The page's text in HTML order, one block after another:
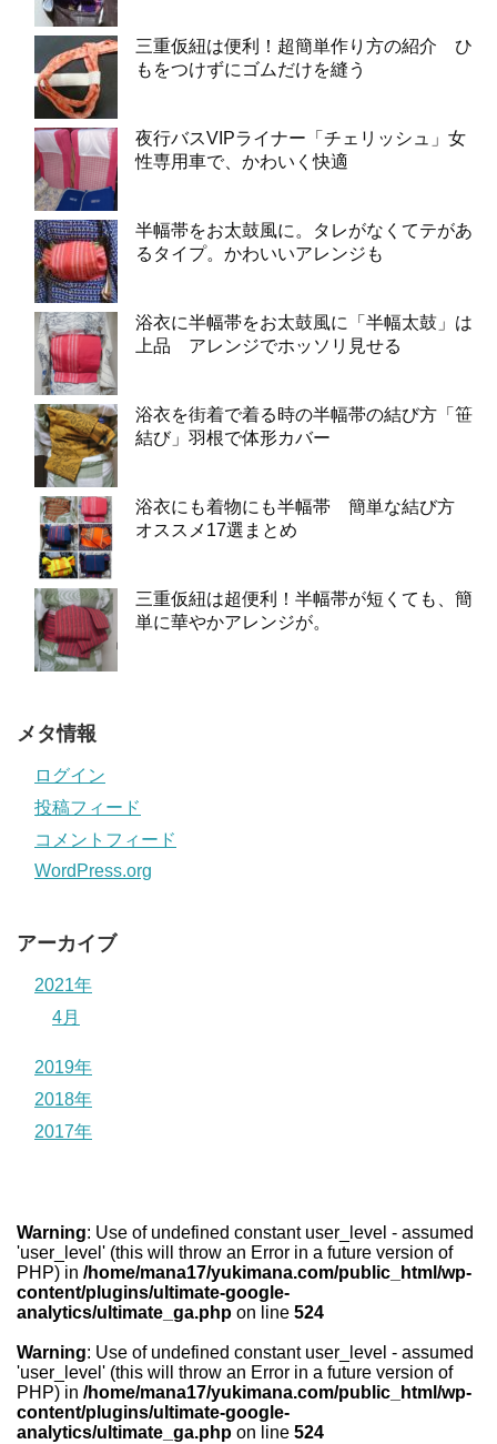
三重仮紐は便利！超簡単作り方の紹介 ひ
もをつけずにゴムだけを縫う
夜行バスVIPライナー「チェリッシュ」女
性専用車で、かわいく快適
半幅帯をお太鼓風に。タレがなくてテがあ
るタイプ。かわいいアレンジも
浴衣に半幅帯をお太鼓風に「半幅太鼓」は
上品 アレンジでホッソリ見せる
浴衣を街着で着る時の半幅帯の結び方「笹
結び」羽根で体形カバー
浴衣にも着物にも半幅帯 簡単な結び方
オススメ17選まとめ
三重仮紐は超便利！半幅帯が短くても、簡
単に華やかアレンジが。
メタ情報
ログイン
投稿フィード
コメントフィード
WordPress.org
アーカイブ
2021年
4月
2019年
2018年
2017年
Warning: Use of undefined constant user_level - assumed
'user_level' (this will throw an Error in a future version of
PHP) in /home/mana17/yukimana.com/public_html/wp-
content/plugins/ultimate-google-
analytics/ultimate_ga.php on line 524
Warning: Use of undefined constant user_level - assumed
'user_level' (this will throw an Error in a future version of
PHP) in /home/mana17/yukimana.com/public_html/wp-
content/plugins/ultimate-google-
analytics/ultimate_ga.php on line 524